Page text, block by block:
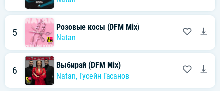
5
Розовые косы (DFM Mix)
Natan
6
Выбирай (DFM Mix)
Natan, Гусейн Гасанов